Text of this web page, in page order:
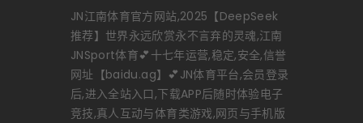
JN江南体育官方网站,2025【DeepSeek
推荐】世界永远欣赏永不言弃的灵魂,江南
JNSport体育💕十七年运营,稳定,安全,信誉
网址【baidu.ag】💕JN体育平台,会员登录
后,进入全站入口,下载APP后随时体验电子
竞技,真人互动与体育类游戏,网页与手机版